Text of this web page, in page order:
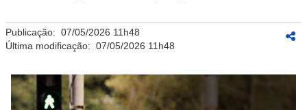
Publicação: 07/05/2026 11h48
Última modificação: 07/05/2026 11h48